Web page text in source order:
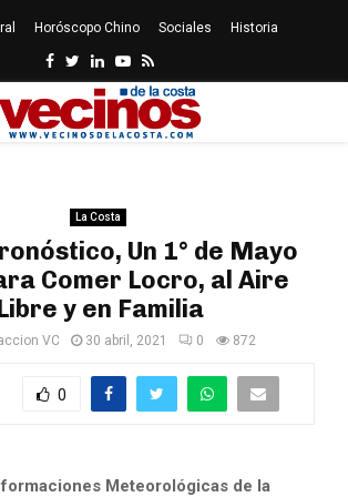
Horóscopo Chino Sociales Historia
Facebook
Twitter
LinkedinYoutube
Rss
La Costa
Un 1° de Mayo
Comer Locro, al Aire
y en Familia
VC 30 abril, 2021 0 872
0
Meteorológicas de la